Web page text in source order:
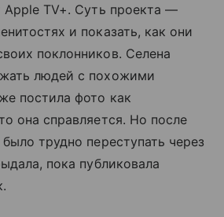
Apple TV+. Суть проекта —
и показать, как они
поклонников. Селена
людей с похожими
постила фото как
она справляется. Но после
трудно переступать через
пока публиковала